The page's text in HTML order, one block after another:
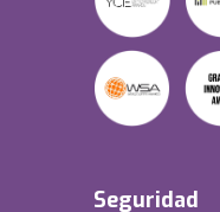
Seguridad